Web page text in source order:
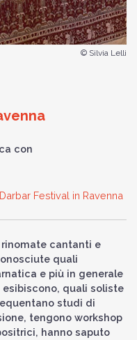
© Silvia Lelli
con
Festival in Ravenna
rinomate cantanti e
quali
e più in generale
quali soliste
studi di
tengono workshop
hanno saputo